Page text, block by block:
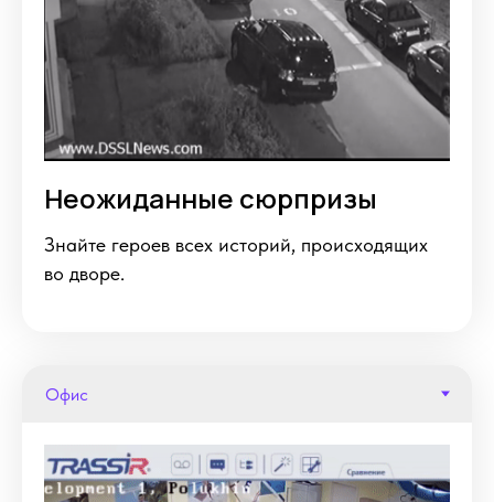
Неожиданные сюрпризы
Знайте героев всех историй, происходящих
во дворе.